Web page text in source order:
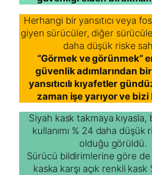
Herhangi bir yansıtıcı veya
giyen sürücüler, diğer
daha düşük riske
“Görmek ve görünmek”
güvenlik adımlarından
yansıtıcılı kıyafetler
zaman işe yarıyor ve
Siyah kask takmaya kıyasla,
kullanımı % 24 daha düşük
olduğu görüldü.
Sürücü bildirimlerine göre
kaska karşı açık renkli kask